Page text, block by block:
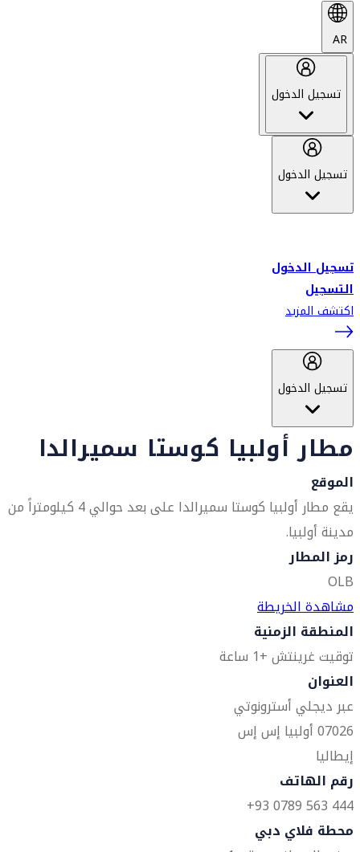
AR
تسجيل الدخول
تسجيل الدخول
تسجيل الدخول
التسجيل
اكتشف المزيد
تسجيل الدخول
مطار أولبيا كوستا سميرالدا
الموقع
يقع مطار أولبيا كوستا سميرالدا على بعد حوالي 4 كيلومتراً من
مدينة أولبيا.
رمز المطار
OLB
مشاهدة الخريطة
المنطقة الزمنية
توقيت غرينتش +1 ساعة
العنوان
عبر ديجلي أسترونوتي
07026 أولبيا إس إس
إيطاليا
رقم الهاتف
444 563 0789 93+
محطة فلاي دبي